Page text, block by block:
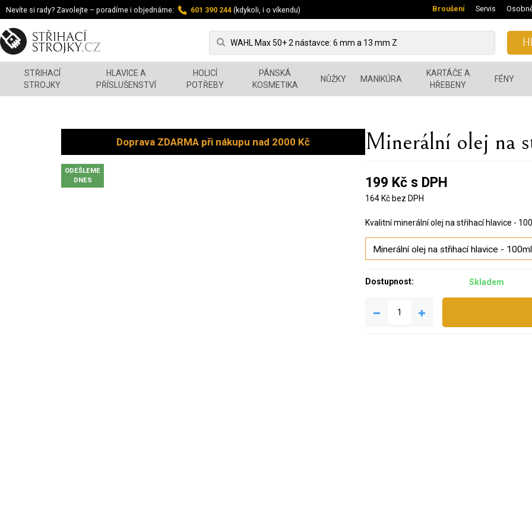
Nevíte si rady? Zavolejte – poradíme i objednáme: 601 390 244 (kdykoli, i o víkendu) Broušení Servis
STŘIHACÍ
STROJKY
HLAVICE A
PŘÍSLUŠENSTVÍ
HOLICÍ
POTŘEBY
PÁNSKÁ
KOSMETIKA
NŮŽKY MANIKÚRA
KARTÁČE A
HŘEBENY
FÉNY
Doprava ZDARMA při nákupu nad 2000 Kč
ODEŠLEME
DNES
Minerální olej na
199 Kč s DPH
164 Kč bez DPH
Kvalitní minerální olej na střihací hlavice -
Dostupnost: Skladem